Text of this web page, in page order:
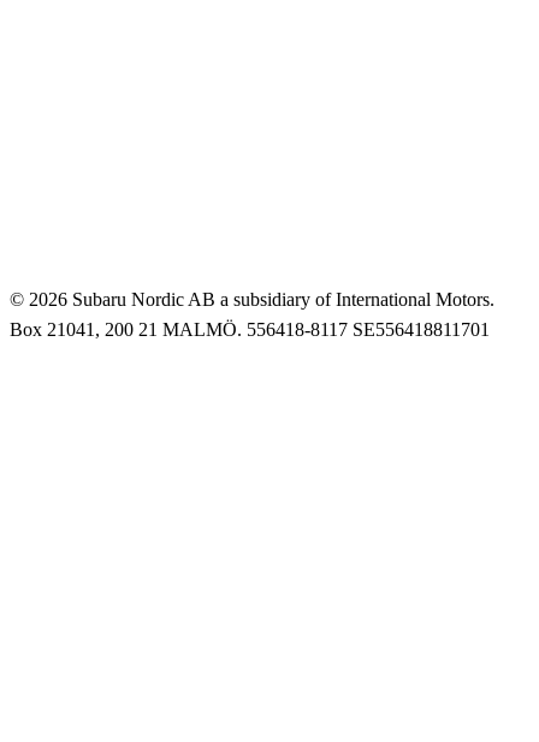
© 2026 Subaru Nordic AB a subsidiary of International Motors.
Box 21041, 200 21 MALMÖ. 556418-8117 SE556418811701